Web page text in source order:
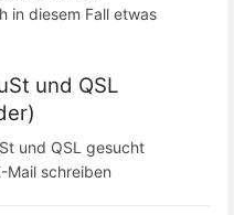
in diesem Fall etwas
und QSL
und QSL gesucht
Mail schreiben